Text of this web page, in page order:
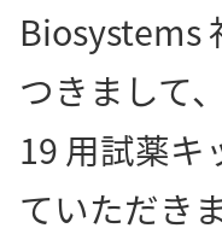
Biosystems
つきまして
19 用試薬
ていただき